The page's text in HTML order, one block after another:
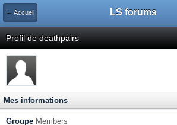
← Accueil LS forums
Profil de deathpairs
Mes informations
Groupe Members